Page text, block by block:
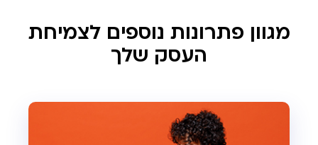
מגוון פתרונות נוספים לצמיחת
העסק שלך